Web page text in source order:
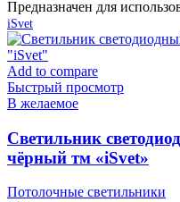
Предназначен для
iSvet
Add to compare
Быстрый просмотр
В желаемое
Cветильник
чёрный тм «iSvet»
Потолочные светильники